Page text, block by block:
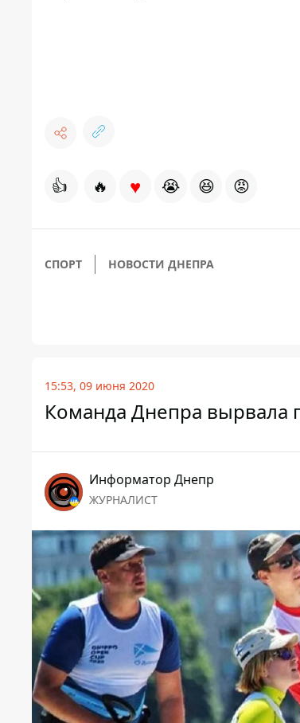
👍 🔥 ♥ 😭 😆 😡
СПОРТ НОВОСТИ ДНЕПРА
15:53, 09 июня 2020
Команда Днепра вырвала
Информатор Днепр
ЖУРНАЛИСТ